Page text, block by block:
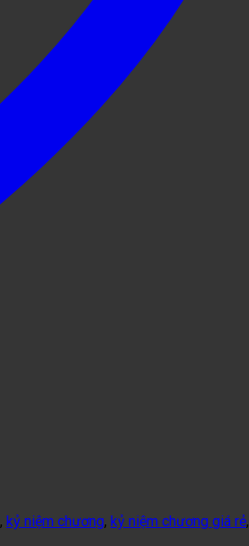
, kỷ niệm chương, kỷ niệm chương giá rẻ,